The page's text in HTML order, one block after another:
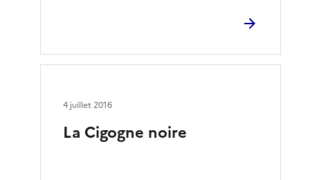
La Cigogne noire
4 juillet 2016